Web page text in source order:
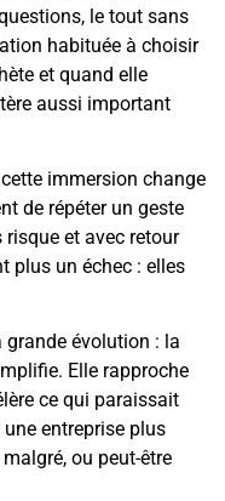
le tout sans
habituée à choisir
et quand elle
aussi important
immersion change
de répéter un geste
et avec retour
plus un échec : elles
grande évolution : la
Elle rapproche
ce qui paraissait
entreprise plus
ou peut-être